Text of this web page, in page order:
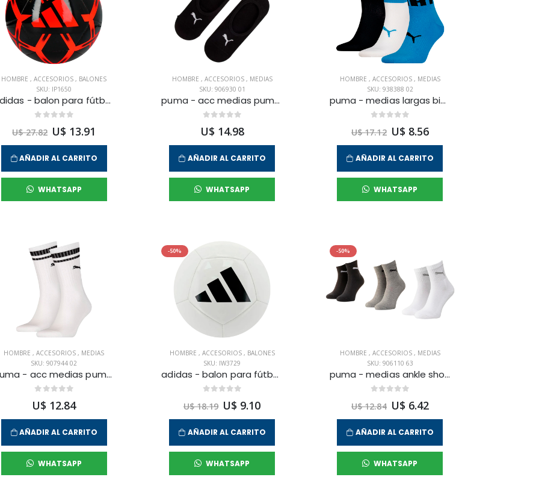
HOMBRE,ACCESORIOS, BALONES
SKU: IP1650
adidas - balon para fútbol starlancer clb para hombre
U$ 27.82 U$ 13.91
AÑADIR AL CARRITO
WHATSAPP
HOMBRE , ACCESORIOS , MEDIAS
SKU: 906930 01
puma - acc medias puma footie para hombre
U$ 14.98
AÑADIR AL CARRITO
WHATSAPP
HOMBRE , ACCESORIOS , MEDIAS
SKU: 938388 02
puma - medias largas big logo short crew 3p para hombre
U$ 17.12 U$ 8.56
AÑADIR AL CARRITO
WHATSAPP
HOMBRE,ACCESORIOS, MEDIAS
SKU: 907944 02
puma - acc medias puma crew para hombre
U$ 12.84
AÑADIR AL CARRITO
WHATSAPP
-50%
HOMBRE , ACCESORIOS , BALONES
SKU: IW3729
adidas - balon para fútbol universal para hombre
U$ 18.19 U$ 9.10
AÑADIR AL CARRITO
WHATSAPP
-50%
HOMBRE , ACCESORIOS , MEDIAS
SKU: 906110 63
puma - medias ankle short crew 3p para hombre
U$ 12.84 U$ 6.42
AÑADIR AL CARRITO
WHATSAPP